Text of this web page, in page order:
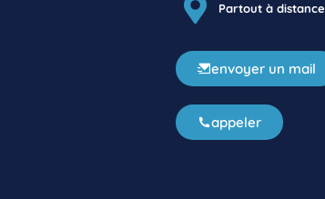
Partout à distance
envoyer un mail
appeler